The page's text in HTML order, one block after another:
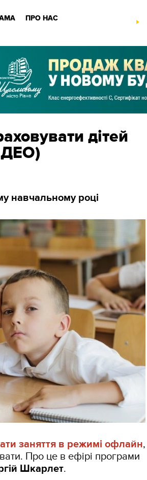
ПРО НАС
дітей
навчальному році
заняття в режимі офлайн,
Про це в ефірі програми
Шкарлет.